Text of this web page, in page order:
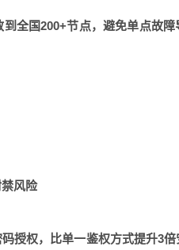
全国200+节点，避免单点故
风险
授权，比单一鉴权方式提升3